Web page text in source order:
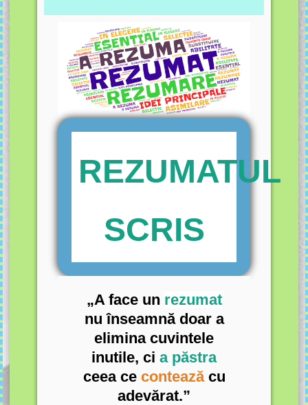
REZUMATUL
SCRIS
„A face un rezumat
nu înseamnă doar a
elimina cuvintele
inutile, ci a păstra
ceea ce conteazăcu
adevărat.”